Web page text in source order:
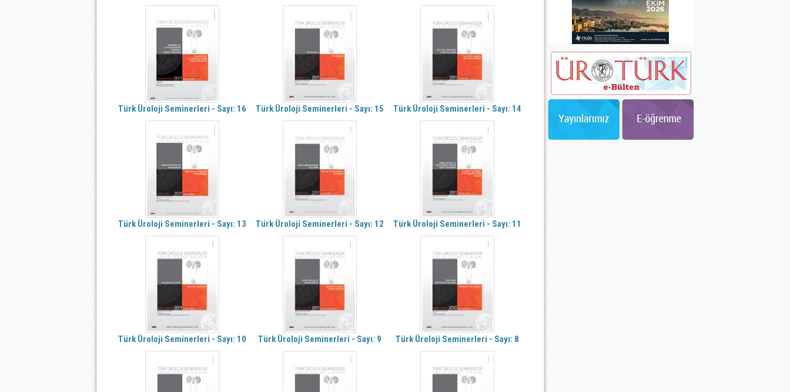
Türk Üroloji Seminerleri - Sayı: 16 Türk Üroloji Seminerleri - Sayı: 15 Türk Üroloji Seminerleri - Sayı: 14
Türk Üroloji Seminerleri - Sayı: 13 Türk Üroloji Seminerleri - Sayı: 12 Türk Üroloji Seminerleri - Sayı: 11
Türk Üroloji Seminerleri - Sayı: 10 Türk Üroloji Seminerleri - Sayı: 9 Türk Üroloji Seminerleri - Sayı: 8